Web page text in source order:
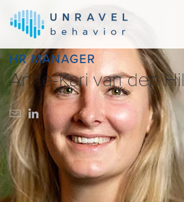
Skip to main content
HR MANAGER
Anne-Kari van den Hil